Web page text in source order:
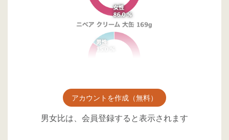
アカウントを作成（無料）
男女比は、会員登録すると表示されます